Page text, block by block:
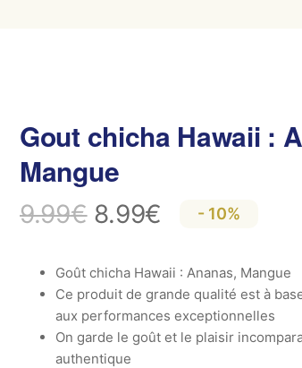
Gout chicha Hawaii :
Mangue
9.99€ 8.99€ - 10%
Goût chicha Hawaii : Ananas, Mangue
Ce produit de grande qualité est à
aux performances exceptionnelles
On garde le goût et le plaisir
authentique